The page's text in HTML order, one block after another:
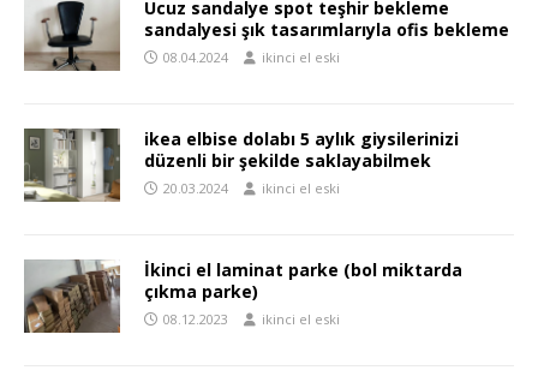
Ucuz sandalye spot teşhir bekleme
sandalyesi şık tasarımlarıyla ofis bekleme
08.04.2024 ikinci el eski
ikea elbise dolabı 5 aylık giysilerinizi
düzenli bir şekilde saklayabilmek
20.03.2024 ikinci el eski
İkinci el laminat parke (bol miktarda
çıkma parke)
08.12.2023 ikinci el eski